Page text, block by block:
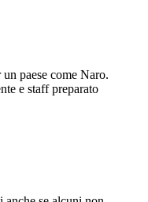
paese come Naro.
e staff preparato